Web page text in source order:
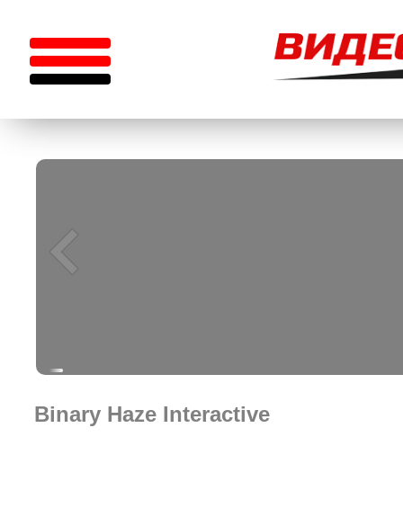
Binary Haze Interactive